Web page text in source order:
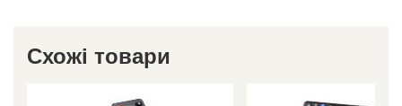
Схожі товари